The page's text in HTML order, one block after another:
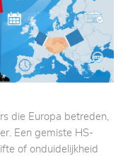
die Europa betreden,
Een gemiste HS-
of onduidelijkheid